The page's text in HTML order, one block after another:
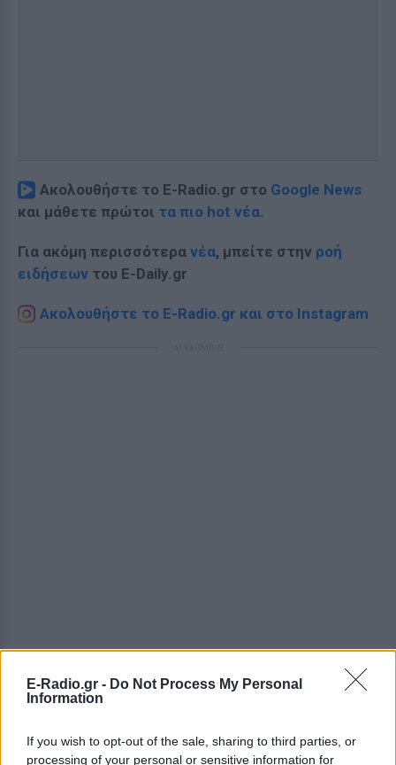
E-Radio.gr - Do Not Process My Personal
Information
If you wish to opt-out of the sale, sharing to third parties, or
processing of your personal or sensitive information for
Ακολουθήστε το E-Radio.gr στο Google News
και μάθετε πρώτοι τα πιο hot νέα.
Για ακόμη περισσότερα νέα, μπείτε στην ροή
ειδήσεων του E-Daily.gr
Ακολουθήστε το E-Radio.gr και στο Instagram